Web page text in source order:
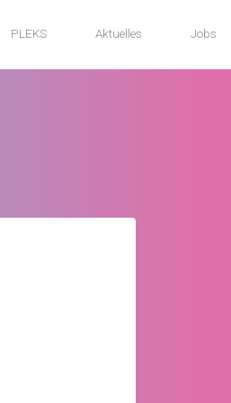
PLEKS Aktuelles Jobs